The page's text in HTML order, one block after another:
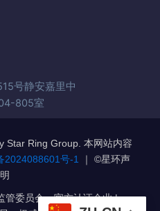
号静安嘉里中
805室
Star Ring Group. 本网站内容
2024088601号-1
｜ ©️星环声
明
管委员会」官方认证企业 |